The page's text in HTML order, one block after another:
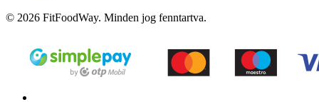
© 2026 FitFoodWay. Minden jog fenntartva.